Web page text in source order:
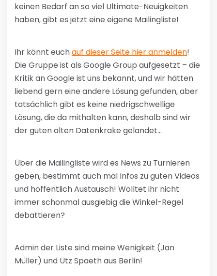
keinen Bedarf an so viel Ultimate-Neuigkeiten
haben, gibt es jetzt eine eigene Mailingliste!
Ihr könnt euchauf dieser Seite hier anmelden!
Die Gruppe ist als Google Group aufgesetzt – die
Kritik an Google ist uns bekannt, und wir hätten
liebend gern eine andere Lösung gefunden, aber
tatsächlich gibt es keine niedrigschwellige
Lösung, die da mithalten kann, deshalb sind wir
der guten alten Datenkrake gelandet…
Über die Mailingliste wird es News zu Turnieren
geben, bestimmt auch mal Infos zu guten Videos
und hoffentlich Austausch! Wolltet ihr nicht
immer schonmal ausgiebig die Winkel-Regel
debattieren?
Admin der Liste sind meine Wenigkeit (Jan
Müller) und Utz Spaeth aus Berlin!